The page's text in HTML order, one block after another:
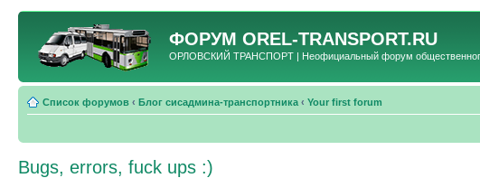
ФОРУМ OREL-TRANSPORT.RU
ОРЛОВСКИЙ ТРАНСПОРТ | Неофициальный форум общественного
Список форумов ‹ Блог сисадмина-транспортника ‹ Your first forum
Bugs, errors, fuck ups :)